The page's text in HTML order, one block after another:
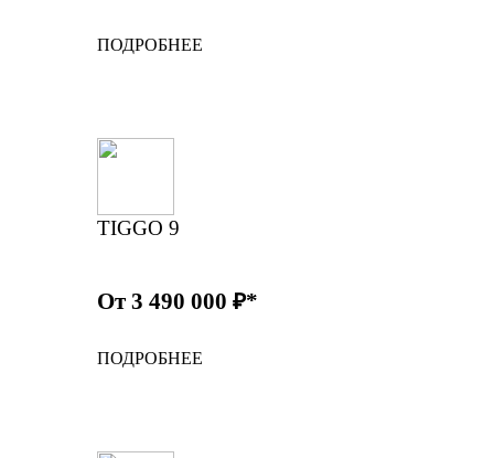
ПОДРОБНЕЕ
TIGGO 9
От 3 490 000 ₽*
ПОДРОБНЕЕ